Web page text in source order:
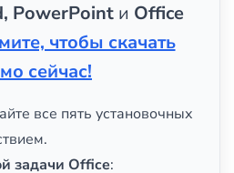
PowerPoint и Office
чтобы скачать
сейчас!
все пять установочных
задачи Office: